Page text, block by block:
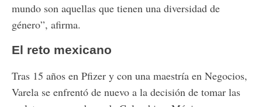
mundo son aquellas que tienen una diversidad de
género”, afirma.
El reto mexicano
Tras 15 años en Pfizer y con una maestría en Negocios,
Varela se enfrentó de nuevo a la decisión de tomar las